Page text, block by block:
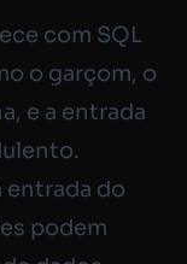
com SQL
o garçom, o
e a entrada
entrada do
podem